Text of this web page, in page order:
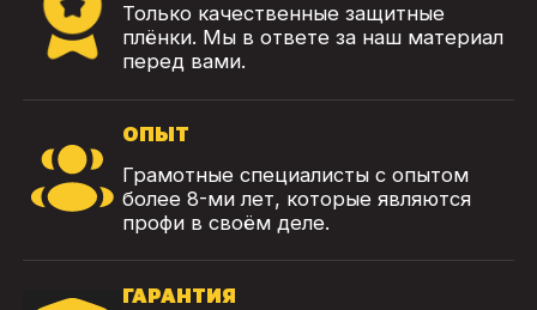
Только качественные защитные
плёнки. Мы в ответе за наш материал
перед вами.
ОПЫТ
Грамотные специалисты с опытом
более 8-ми лет, которые являются
профи в своём деле.
ГАРАНТИЯ